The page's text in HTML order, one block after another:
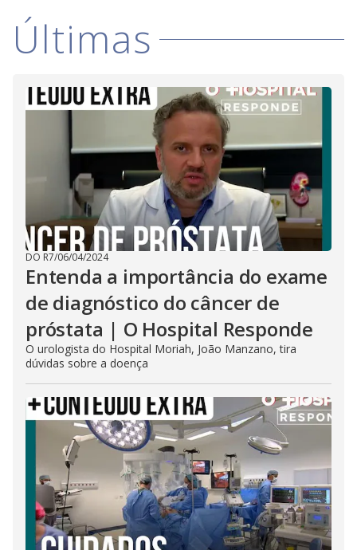
Últimas
DO R7/06/04/2024
Entenda a importância do exame
de diagnóstico do câncer de
próstata | O Hospital Responde
O urologista do Hospital Moriah, João Manzano, tira
dúvidas sobre a doença